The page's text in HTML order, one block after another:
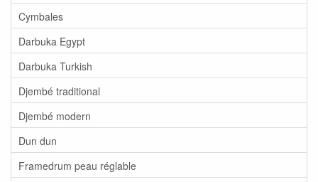
Cymbales
Darbuka Egypt
Darbuka Turkish
Djembé traditional
Djembé modern
Dun dun
Framedrum peau réglable